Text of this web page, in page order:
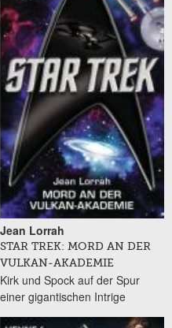
Jean Lorrah
STAR TREK: MORD AN DER
VULKAN-AKADEMIE
Kirk und Spock auf der Spur
einer gigantischen Intrige